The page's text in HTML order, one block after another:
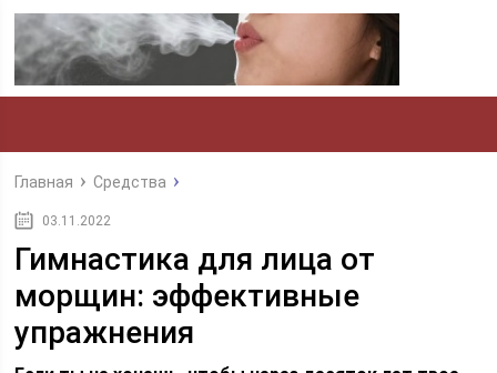
Главная Средства
03.11.2022
Гимнастика для лица от
морщин: эффективные
упражнения